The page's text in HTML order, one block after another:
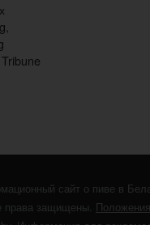
сайт о пиве в
права защищены.